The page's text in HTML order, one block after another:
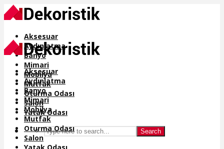
Aksesuar
Aydınlatma
Banyo
Mimari
Mobilya
Mutfak
Oturma Odası
Salon
Yatak Odası
Search
Aksesuar
Aydınlatma
Banyo
Mimari
Mobilya
Mutfak
Oturma Odası
Salon